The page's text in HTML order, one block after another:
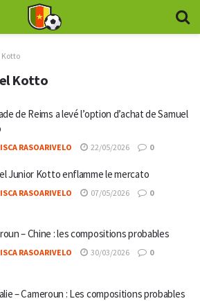
Kotto
de Reims a levé l’option d’achat de Samuel
RASOARIVELO 22/05/2026 0
Junior Kotto enflamme le mercato
RASOARIVELO 07/05/2026 0
– Chine : les compositions probables
RASOARIVELO 30/03/2026 0
– Cameroun : Les compositions probables